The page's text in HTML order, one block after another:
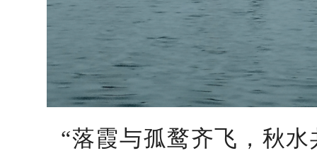
“落霞与孤鹜齐飞，秋